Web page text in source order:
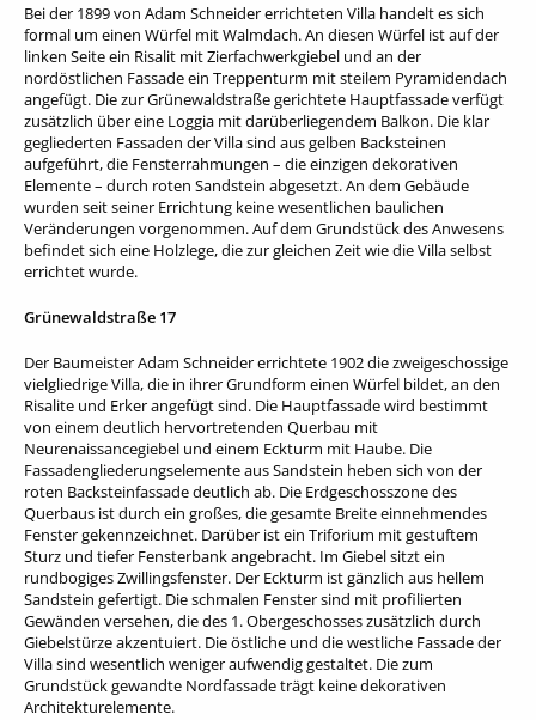
Bei der 1899 von Adam Schneider errichteten Villa handelt es sich
formal um einen Würfel mit Walmdach. An diesen Würfel ist auf der
linken Seite ein Risalit mit Zierfachwerkgiebel und an der
nordöstlichen Fassade ein Treppenturm mit steilem Pyramidendach
angefügt. Die zur Grünewaldstraße gerichtete Hauptfassade verfügt
zusätzlich über eine Loggia mit darüberliegendem Balkon. Die klar
gegliederten Fassaden der Villa sind aus gelben Backsteinen
aufgeführt, die Fensterrahmungen – die einzigen dekorativen
Elemente – durch roten Sandstein abgesetzt. An dem Gebäude
wurden seit seiner Errichtung keine wesentlichen baulichen
Veränderungen vorgenommen. Auf dem Grundstück des Anwesens
befindet sich eine Holzlege, die zur gleichen Zeit wie die Villa selbst
errichtet wurde.
Grünewaldstraße 17
Der Baumeister Adam Schneider errichtete 1902 die zweigeschossige
vielgliedrige Villa, die in ihrer Grundform einen Würfel bildet, an den
Risalite und Erker angefügt sind. Die Hauptfassade wird bestimmt
von einem deutlich hervortretenden Querbau mit
Neurenaissancegiebel und einem Eckturm mit Haube. Die
Fassadengliederungselemente aus Sandstein heben sich von der
roten Backsteinfassade deutlich ab. Die Erdgeschosszone des
Querbaus ist durch ein großes, die gesamte Breite einnehmendes
Fenster gekennzeichnet. Darüber ist ein Triforium mit gestuftem
Sturz und tiefer Fensterbank angebracht. Im Giebel sitzt ein
rundbogiges Zwillingsfenster. Der Eckturm ist gänzlich aus hellem
Sandstein gefertigt. Die schmalen Fenster sind mit profilierten
Gewänden versehen, die des 1. Obergeschosses zusätzlich durch
Giebelstürze akzentuiert. Die östliche und die westliche Fassade der
Villa sind wesentlich weniger aufwendig gestaltet. Die zum
Grundstück gewandte Nordfassade trägt keine dekorativen
Architekturelemente.